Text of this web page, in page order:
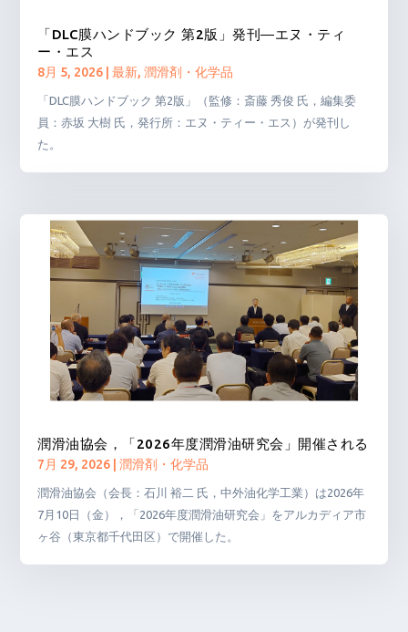
「DLC膜ハンドブック 第2版」発刊―エヌ・ティ
ー・エス
8月 5, 2026 |最新,潤滑剤・化学品
「DLC膜ハンドブック 第2版」（監修：斎藤 秀俊 氏，編集委
員：赤坂 大樹 氏，発行所：エヌ・ティー・エス）が発刊し
た。
潤滑油協会，「2026年度潤滑油研究会」開催される
7月 29, 2026 |潤滑剤・化学品
潤滑油協会（会長：石川 裕二 氏，中外油化学工業）は2026年
7月10日（金），「2026年度潤滑油研究会」をアルカディア市
ヶ谷（東京都千代田区）で開催した。